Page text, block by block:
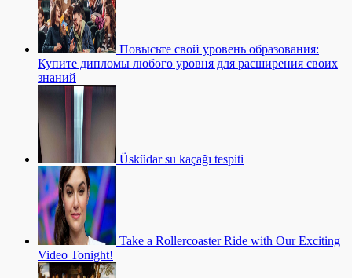
Повысьте свой уровень образования:
Купите дипломы любого уровня для расширения своих
знаний
Üsküdar su kaçağı tespiti
Take a Rollercoaster Ride with Our Exciting
Video Tonight!